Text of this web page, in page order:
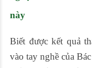
này
Biết được kết quả
vào tay nghề của